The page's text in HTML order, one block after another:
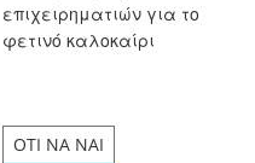
επιχειρηματιών για το
φετινό καλοκαίρι
OTI NA NAI